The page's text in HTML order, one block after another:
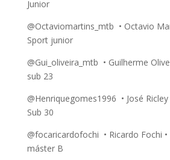
Junior
@Octaviomartins_mtb • Octavio
Sport junior
@Gui_oliveira_mtb • Guilherme
sub 23
@Henriquegomes1996 • José
Sub 30
@focaricardofochi • Ricardo Fochi •
máster B